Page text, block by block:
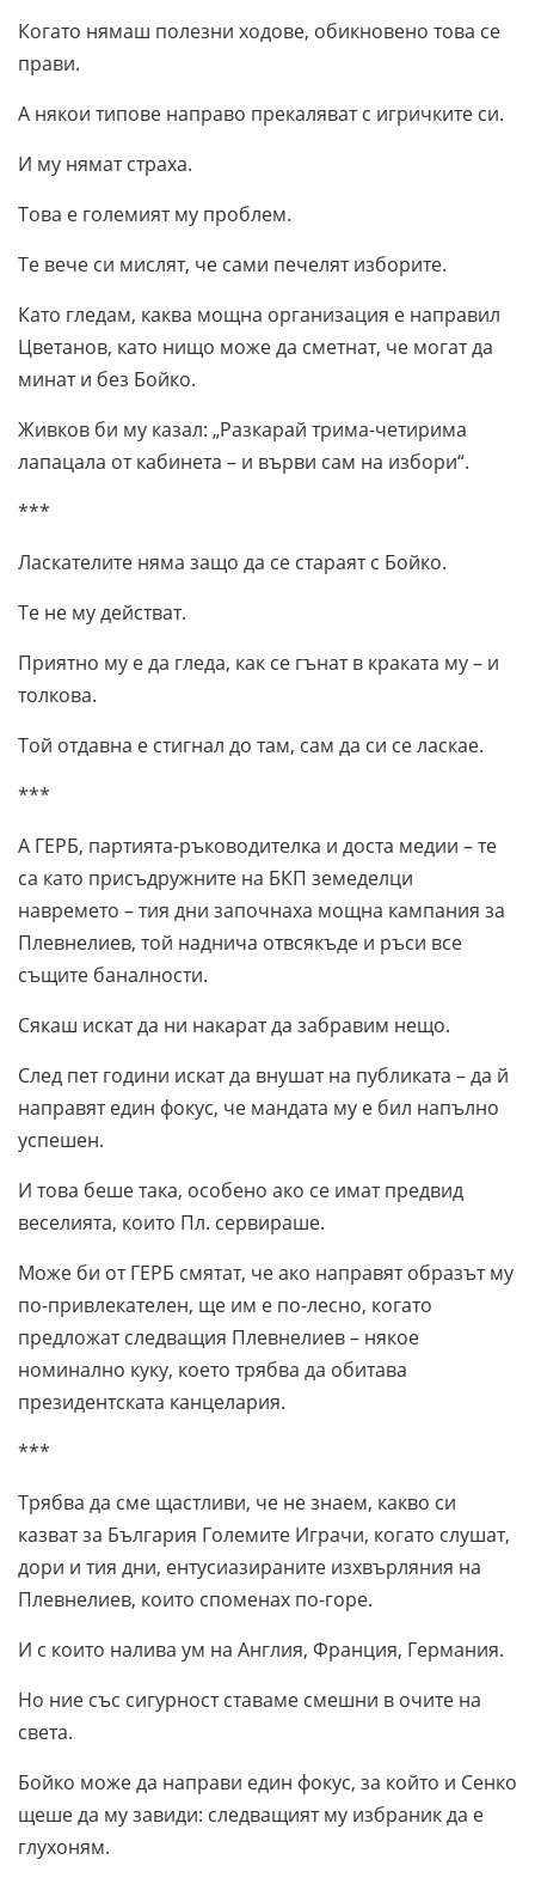
Когато нямаш полезни ходове, обикновено това се
прави.
А някои типове направо прекаляват с игричките си.
И му нямат страха.
Това е големият му проблем.
Те вече си мислят, че сами печелят изборите.
Като гледам, каква мощна организация е направил
Цветанов, като нищо може да сметнат, че могат да
минат и без Бойко.
Живков би му казал: „Разкарай трима-четирима
лапацала от кабинета – и върви сам на избори“.
***
Ласкателите няма защо да се стараят с Бойко.
Те не му действат.
Приятно му е да гледа, как се гънат в краката му – и
толкова.
Той отдавна е стигнал до там, сам да си се ласкае.
***
А ГЕРБ, партията-ръководителка и доста медии – те
са като присъдружните на БКП земеделци
навремето – тия дни започнаха мощна кампания за
Плевнелиев, той наднича отвсякъде и ръси все
същите баналности.
Сякаш искат да ни накарат да забравим нещо.
След пет години искат да внушат на публиката – да й
направят един фокус, че мандата му е бил напълно
успешен.
И това беше така, особено ако се имат предвид
веселията, които Пл. сервираше.
Може би от ГЕРБ смятат, че ако направят образът му
по-привлекателен, ще им е по-лесно, когато
предложат следващия Плевнелиев – някое
номинално куку, което трябва да обитава
президентската канцелария.
***
Трябва да сме щастливи, че не знаем, какво си
казват за България Големите Играчи, когато слушат,
дори и тия дни, ентусиазираните изхвърляния на
Плевнелиев, които споменах по-горе.
И с които налива ум на Англия, Франция, Германия.
Но ние със сигурност ставаме смешни в очите на
света.
Бойко може да направи един фокус, за който и Сенко
щеше да му завиди: следващият му избраник да е
глухоням.